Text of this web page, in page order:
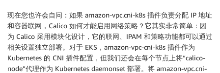
现在您也许会自问：如果 amazon-vpc.cni-k8s 插件负责分配 IP 地址
和容器联网，Calico 如何才能启用网络策略？它其实非常简单：因
为 Calico 采用模块化设计，它的联网、IPAM 和策略功能都可以通过
相关设置独立部署。对于 EKS，amazon-vpc-cni-k8s 插件作为
Kubernetes 的 CNI 插件配置，但我们还会在每个节点上将“calico-
node”代理作为 Kubernetes daemonset 部署。将 amazon-vpc.cni-